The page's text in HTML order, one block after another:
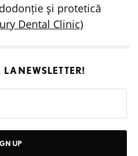
şi protetică
Dental Clinic)
LA NEWSLETTER!
UP